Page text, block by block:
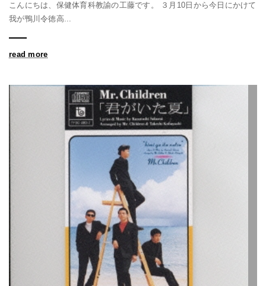
こんにちは、保健体育科教諭の工藤です。 ３月10日から今日にかけて
我が鴨川令徳高...
read more